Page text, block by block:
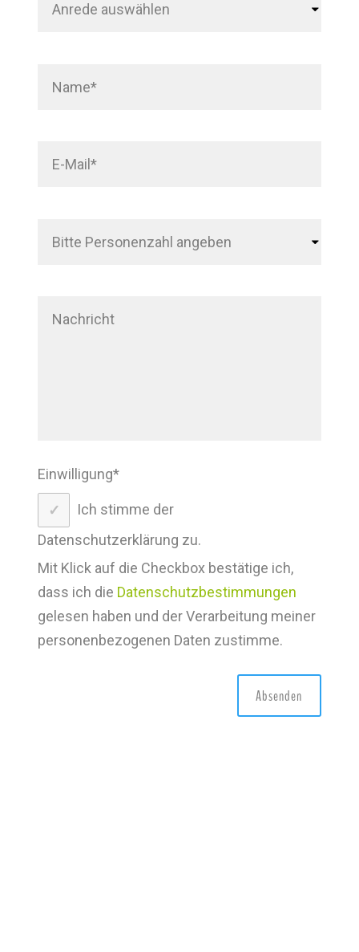
Einwilligung*
Ich stimme der
Datenschutzerklärung zu.
Mit Klick auf die Checkbox bestätige ich,
dass ich die Datenschutzbestimmungen
gelesen haben und der Verarbeitung meiner
personenbezogenen Daten zustimme.